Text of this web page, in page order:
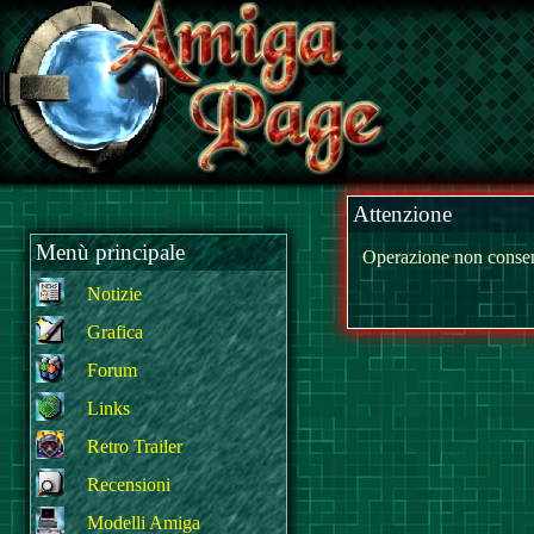
Menù principale
Notizie
Grafica
Forum
Links
Retro Trailer
Recensioni
Modelli Amiga
Attenzione
Operazione non